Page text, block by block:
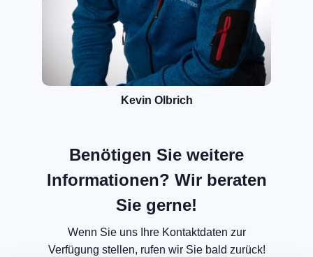
Kevin Olbrich
Benötigen Sie weitere
Informationen? Wir beraten
Sie gerne!
Wenn Sie uns Ihre Kontaktdaten zur
Verfügung stellen, rufen wir Sie bald zurück!